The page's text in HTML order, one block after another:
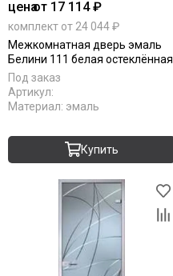
ценаот 17 114 ₽
комплект от 24 044 ₽
Межкомнатная дверь эмаль
Белини 111 белая остеклённая
Под заказ
Артикул:
Материал: эмаль
Купить